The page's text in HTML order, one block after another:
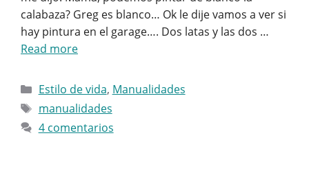
calabaza? Greg es blanco… Ok le dije vamos a ver si
hay pintura en el garage…. Dos latas y las dos …
Read more
Categorías
Estilo de vida, Manualidades
Etiquetas
manualidades
4 comentarios